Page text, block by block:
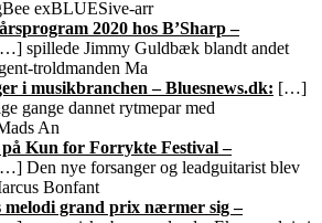
exBLUESive-arr
2020 hos B’Sharp –
spillede Jimmy Guldbæk blandt andet
troldmanden Ma
i musikbranchen – Bluesnews.dk: […]
gange dannet rytmepar med
An
på Kun for Forrykte Festival –
Den nye forsanger og leadguitarist blev
Bonfant
melodi grand prix nærmer sig –